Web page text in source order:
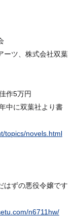
ーツ、株式会社双葉
作5万円
中に双葉社より書
topics/novels.html
はずの悪役令嬢です
n6711hw/